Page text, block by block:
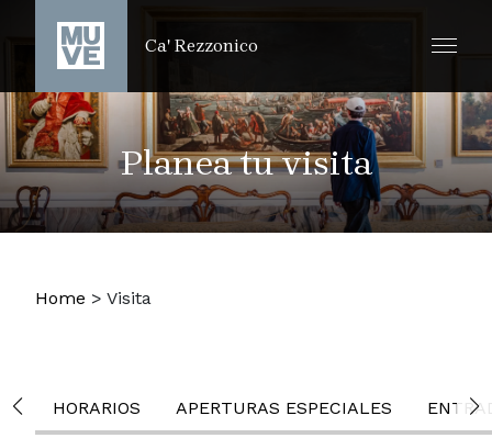
IR AL CONTENIDO PRINCIPAL
Ca' Rezzonico
Planea tu visita
Home > Visita
HORARIOS APERTURAS ESPECIALES